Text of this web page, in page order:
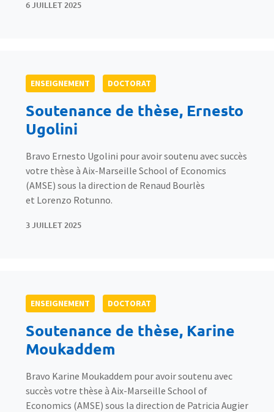
6 JUILLET 2025
ENSEIGNEMENT DOCTORAT
Soutenance de thèse, Ernesto
Ugolini
Bravo Ernesto Ugolini pour avoir soutenu avec succès
votre thèse à Aix-Marseille School of Economics
(AMSE) sous la direction de Renaud Bourlès
et Lorenzo Rotunno.
3 JUILLET 2025
ENSEIGNEMENT DOCTORAT
Soutenance de thèse, Karine
Moukaddem
Bravo Karine Moukaddem pour avoir soutenu avec
succès votre thèse à Aix-Marseille School of
Economics (AMSE) sous la direction de Patricia Augier